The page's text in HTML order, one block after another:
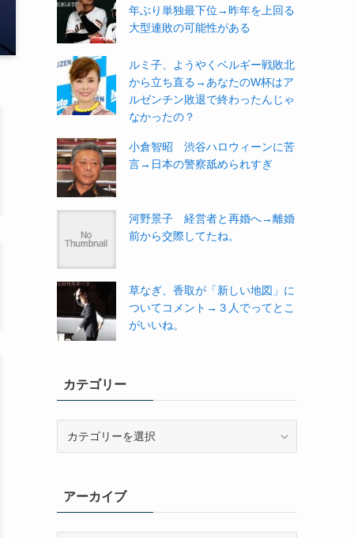
年ぶり単独最下位→昨年を上回る
大型連敗の可能性がある
ルミ子、ようやくベルギー戦敗北
から立ち直る→あなたのW杯はア
ルゼンチン敗退で終わったんじゃ
なかったの？
小倉智昭 渋谷ハロウィーンに苦
言→日本の警察舐められすぎ
河野景子 経営者と再婚へ→離婚
前から交際してたね。
草なぎ、香取が「新しい地図」に
ついてコメント→３人でってとこ
がいいね。
カテゴリー
ーアーカイブ